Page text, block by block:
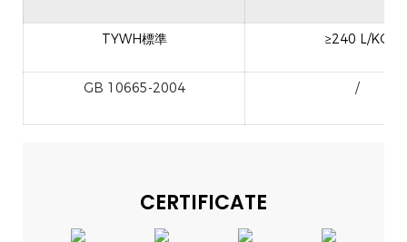
TYWH標準 ≥240 L/KG
GB 10665-2004 /
CERTIFICATE